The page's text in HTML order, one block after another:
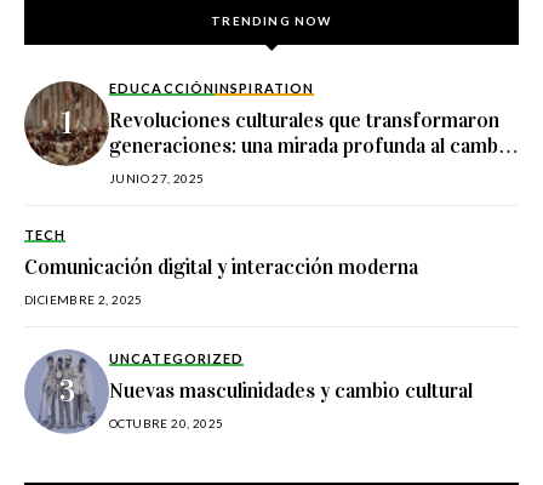
TRENDING NOW
EDUCACCIÓNINSPIRATION
Revoluciones culturales que transformaron
generaciones: una mirada profunda al cambio
social
JUNIO 27, 2025
TECH
Comunicación digital y interacción moderna
DICIEMBRE 2, 2025
UNCATEGORIZED
Nuevas masculinidades y cambio cultural
OCTUBRE 20, 2025